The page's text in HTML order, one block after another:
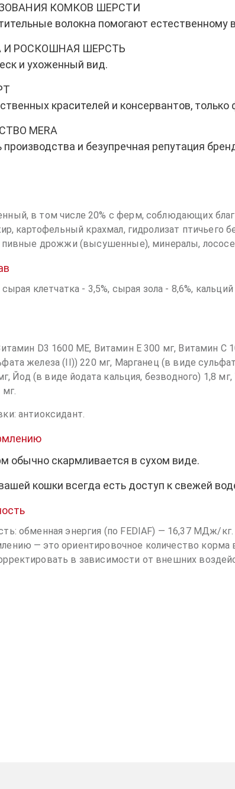
КОМКОВ ШЕРСТИ
волокна помогают
И РОСКОШНАЯ ШЕРСТЬ
и ухоженный вид.
красителей и консервантов,
MERA
производства и безупречная репутация
в том числе 20% с ферм, соблюдающих
картофельный крахмал, гидролизат птичьего
пивные дрожжи (высушенные), минералы,
клетчатка - 3,5%, сырая зола - 8,6%,
D3 1600 МЕ, Витамин Е 300 мг, Витамин С
железа (II)) 220 мг, Марганец (в виде
Йод (в виде йодата кальция, безводного) 1,8
антиоксидант.
обычно скармливается в сухом виде.
кошки всегда есть доступ к свежей
обменная энергия (по FEDIAF) — 16,37 МДж/кг.
— это ориентировочное количество корма
в зависимости от внешних